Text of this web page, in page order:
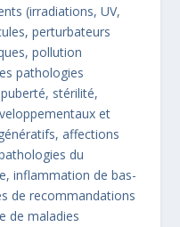
(irradiations, UV,
perturbateurs
pollution
pathologies
stérilité,
et
affections
du
inflammation de bas-
de recommandations
de maladies